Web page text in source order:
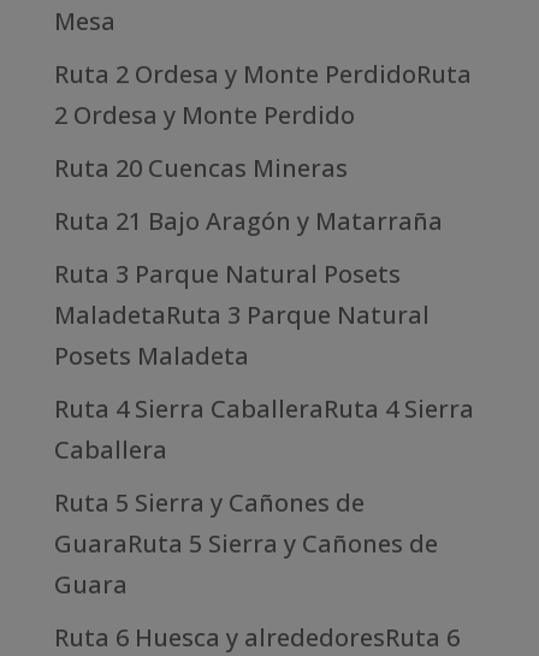
Mesa
Ruta 2 Ordesa y Monte PerdidoRuta
2 Ordesa y Monte Perdido
Ruta 20 Cuencas Mineras
Ruta 21 Bajo Aragón y Matarraña
Ruta 3 Parque Natural Posets
MaladetaRuta 3 Parque Natural
Posets Maladeta
Ruta 4 Sierra CaballeraRuta 4 Sierra
Caballera
Ruta 5 Sierra y Cañones de
GuaraRuta 5 Sierra y Cañones de
Guara
Ruta 6 Huesca y alrededoresRuta 6